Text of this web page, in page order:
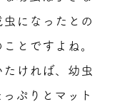
になったとの
とですよね。
ければ、幼虫
ぷりとマット